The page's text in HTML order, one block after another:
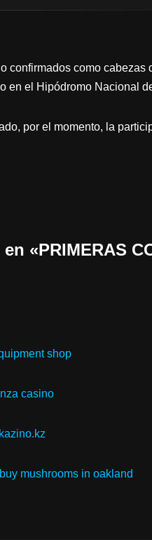
confirmados como
en el Hipódromo Nacional
por el momento, la
«PRIMERAS
shop
casino
mushrooms in oakland